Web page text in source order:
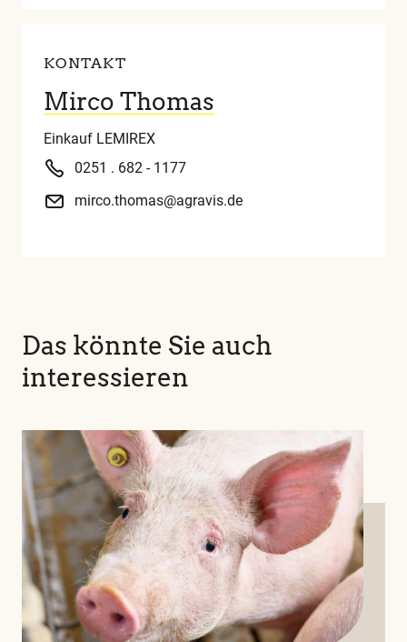
KONTAKT
Mirco Thomas
Einkauf LEMIREX
0251 . 682 - 1177
mirco.thomas@agravis.de
Das könnte Sie auch
interessieren